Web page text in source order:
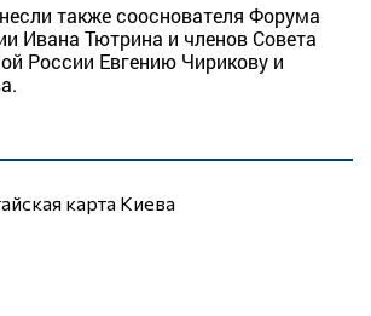
также сооснователя Форума
Ивана Тютрина и членов Совета
России Евгению Чирикову и
карта Киева